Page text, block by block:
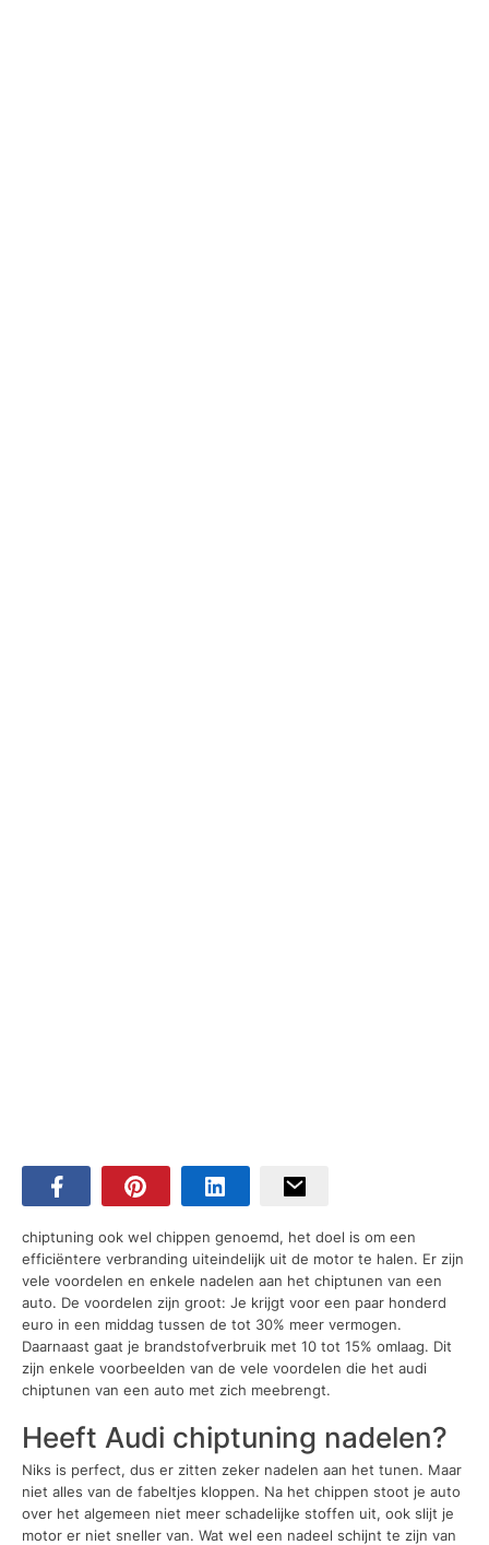
chiptuning ook wel chippen genoemd, het doel is om een
efficiëntere verbranding uiteindelijk uit de motor te halen. Er zijn
vele voordelen en enkele nadelen aan het chiptunen van een
auto. De voordelen zijn groot: Je krijgt voor een paar honderd
euro in een middag tussen de tot 30% meer vermogen.
Daarnaast gaat je brandstofverbruik met 10 tot 15% omlaag. Dit
zijn enkele voorbeelden van de vele voordelen die het audi
chiptunen van een auto met zich meebrengt.
Heeft Audi chiptuning nadelen?
Niks is perfect, dus er zitten zeker nadelen aan het tunen. Maar
niet alles van de fabeltjes kloppen. Na het chippen stoot je auto
over het algemeen niet meer schadelijke stoffen uit, ook slijt je
motor er niet sneller van. Wat wel een nadeel schijnt te zijn van